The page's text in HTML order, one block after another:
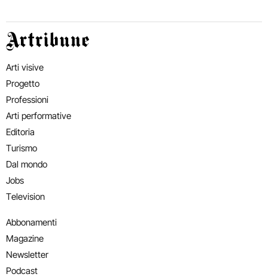
Artribune
Arti visive
Progetto
Professioni
Arti performative
Editoria
Turismo
Dal mondo
Jobs
Television
Abbonamenti
Magazine
Newsletter
Podcast